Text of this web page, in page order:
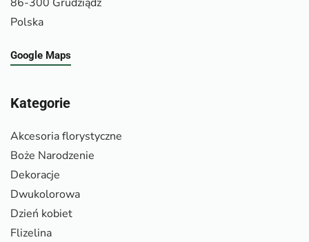
Polska
Google Maps
Kategorie
Akcesoria florystyczne
Boże Narodzenie
Dekoracje
Dwukolorowa
Dzień kobiet
Flizelina